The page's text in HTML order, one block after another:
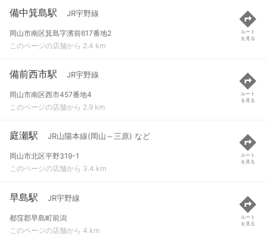
備中箕島駅 JR宇野線
岡山市南区箕島字濱前617番地2
このページの店舗から 2.4 km
ルート
を見る
備前西市駅 JR宇野線
岡山市南区西市457番地4
このページの店舗から 2.9 km
ルート
を見る
庭瀬駅 JR山陽本線(岡山～三原) など
岡山市北区平野319-1
このページの店舗から 3.4 km
ルート
を見る
早島駅 JR宇野線
都窪郡早島町前潟
このページの店舗から 4 km
ルート
を見る